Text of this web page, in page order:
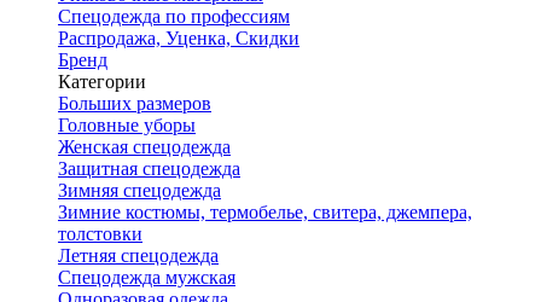
Спецодежда по профессиям
Распродажа, Уценка, Скидки
Бренд
Категории
Больших размеров
Головные уборы
Женская спецодежда
Защитная спецодежда
Зимняя спецодежда
Зимние костюмы, термобелье, свитера, джемпера,
толстовки
Летняя спецодежда
Спецодежда мужская